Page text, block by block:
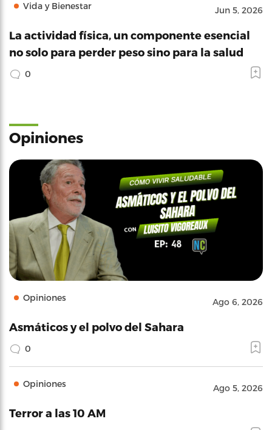
Vida y Bienestar Jun 5, 2026
La actividad física, un componente esencial
no solo para perder peso sino para la salud
0
Opiniones
Opiniones Ago 6, 2026
Asmáticos y el polvo del Sahara
0
Opiniones Ago 5, 2026
Terror a las 10 AM